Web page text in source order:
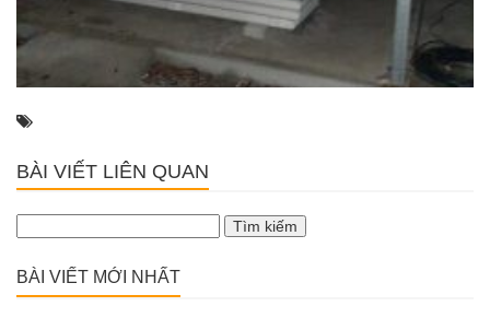
BÀI VIẾT LIÊN QUAN
kiếm
BÀI VIẾT MỚI NHẤT